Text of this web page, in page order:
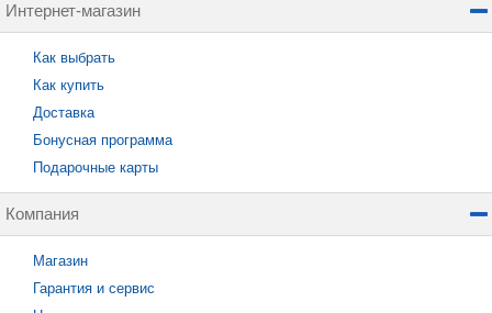
Интернет-магазин
Как выбрать
Как купить
Доставка
Бонусная программа
Подарочные карты
Компания
Магазин
Гарантия и сервис